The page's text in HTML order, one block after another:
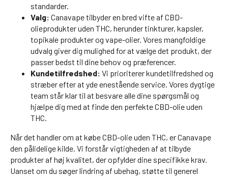
standarder.
Valg: Canavape tilbyder en bred vifte af CBD-
olieprodukter uden THC, herunder tinkturer, kapsler,
topikale produkter og vape-olier. Vores mangfoldige
udvalg giver dig mulighed for at vælge det produkt, der
passer bedst til dine behov og præferencer.
Kundetilfredshed: Vi prioriterer kundetilfredshed og
stræber efter at yde enestående service. Vores dygtige
team står klar til at besvare alle dine spørgsmål og
hjælpe dig med at finde den perfekte CBD-olie uden
THC.
Når det handler om at købe CBD-olie uden THC, er Canavape
den pålidelige kilde. Vi forstår vigtigheden af at tilbyde
produkter af høj kvalitet, der opfylder dine specifikke krav.
Uanset om du søger lindring af ubehag, støtte til generel